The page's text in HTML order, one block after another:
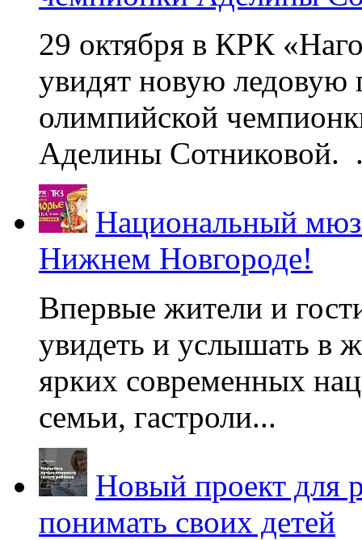
29 октября в КРК
увидят новую ледовую
олимпийской
Аделины Сотниковой.
Национальный
Нижнем Новгороде!
Впервые жители и
увидеть и услышать в
ярких современных
семьи, гастроли...
Новый проект для
понимать своих детей